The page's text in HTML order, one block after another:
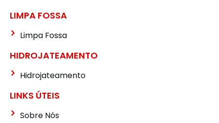
LIMPA FOSSA
Limpa Fossa
HIDROJATEAMENTO
Hidrojateamento
LINKS ÚTEIS
Sobre Nós